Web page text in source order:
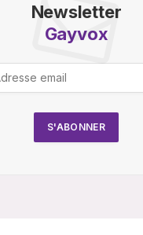
Newsletter
Gayvox